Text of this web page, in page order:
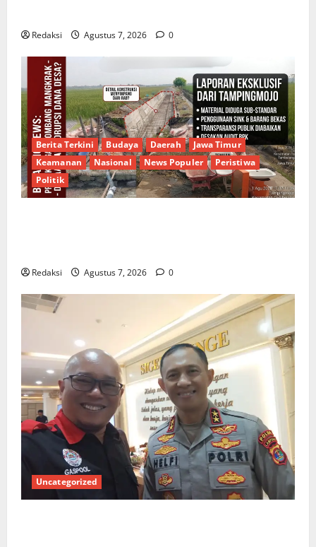
Redaksi Agustus 7, 2026 0
Berita Terkini Budaya Daerah
Jawa Timur
Keamanan
Nasional News Populer
Peristiwa
Politik
Redaksi Agustus 7, 2026 0
Uncategorized